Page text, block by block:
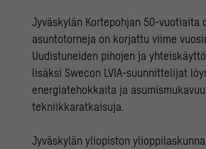
Jyväskylän Kortepohjan 50-vuotiaita
asuntotorneja on korjattu viime
Uudistuneiden pihojen ja
lisäksi Swecon LVIA-suunnittelijat
energiatehokkaita ja
tekniikkaratkaisuja.
Jyväskylän yliopiston